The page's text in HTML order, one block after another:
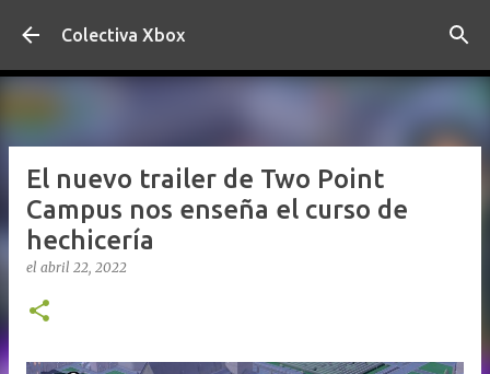
Ir al contenido principal
Colectiva Xbox
El nuevo trailer de Two Point
Campus nos enseña el curso de
hechicería
el abril 22, 2022